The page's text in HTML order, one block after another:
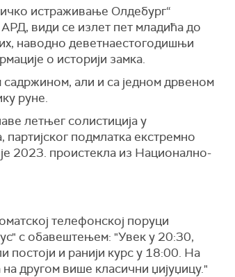
истраживање Олдебург“
види се излет пет младића до
наводно деветнаестогодишњи
о историји замка.
садржином, али и са једном дрвеном
руне.
летњег солистиција у
подмлатка екстремно
је 2023. проистекла из Национално-
телефонској поруци
с обавештењем: "Увек у 20:30,
постоји и ранији курс у 18:00. На
другом више класични џијуџицу."